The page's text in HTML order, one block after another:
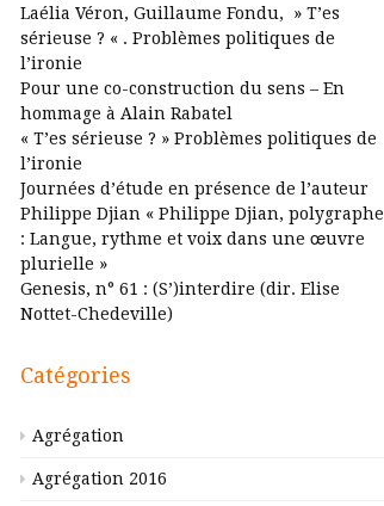
Laélia Véron, Guillaume Fondu, » T’es
sérieuse ? « . Problèmes politiques de
l’ironie
Pour une co-construction du sens – En
hommage à Alain Rabatel
« T’es sérieuse ? » Problèmes politiques de
l’ironie
Journées d’étude en présence de l’auteur
Philippe Djian « Philippe Djian, polygraphe
: Langue, rythme et voix dans une œuvre
plurielle »
Genesis, n° 61 : (S’)interdire (dir. Elise
Nottet-Chedeville)
Catégories
Agrégation
Agrégation 2016